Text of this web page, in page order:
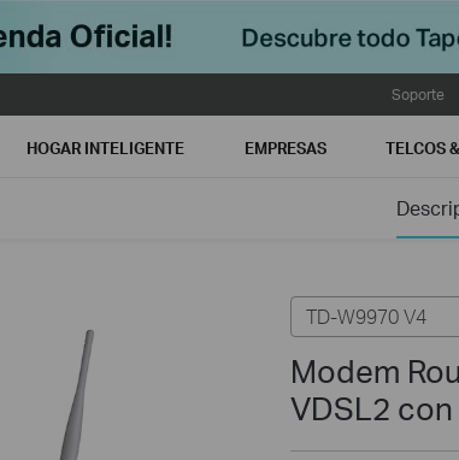
Soporte
HOGAR INTELIGENTE EMPRESAS TELCOS
TD-W9970 V4
Modem
VDSL2 con